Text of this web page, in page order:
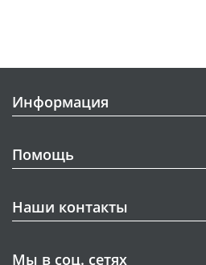
Информация
Помощь
Наши контакты
Мы в соц. сетях